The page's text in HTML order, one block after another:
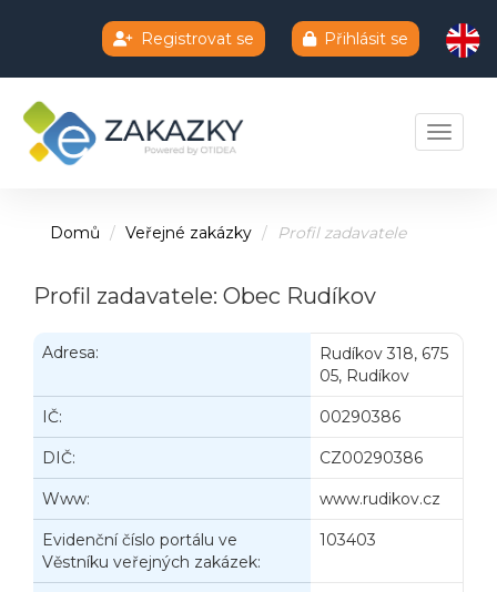
Registrovat se Přihlásit se
Toggle
Domů Veřejné zakázky Profil zadavatele
Profil zadavatele: Obec Rudíkov
Adresa:
Rudíkov 318, 675
05, Rudíkov
IČ: 00290386
DIČ: CZ00290386
Www: www.rudikov.cz
Evidenční číslo portálu ve
Věstníku veřejných zakázek:
103403
Chatbot e-zakazky